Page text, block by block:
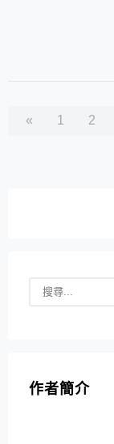
選。無論是聚
« 1 2
作者簡介